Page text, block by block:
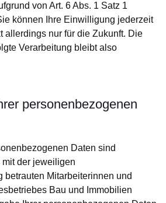
von Art. 6 Abs. 1 Satz 1
können Ihre Einwilligung jederzeit
allerdings nur für die Zukunft. Die
Verarbeitung bleibt also
personenbezogenen
Daten sind
der jeweiligen
betrauten Mitarbeiterinnen und
Bau und Immobilien